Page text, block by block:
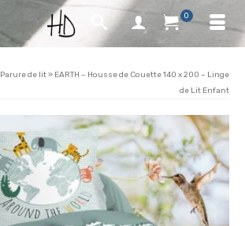
0
Parure de lit» EARTH – Housse de Couette 140 x 200 – Linge
de Lit Enfant